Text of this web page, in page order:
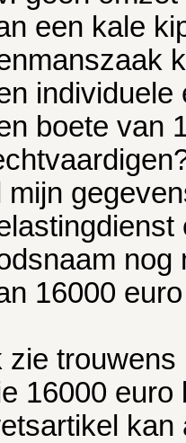
een kale
individuele
boete van
mijn
nog
16000
zie
16000 euro
kan